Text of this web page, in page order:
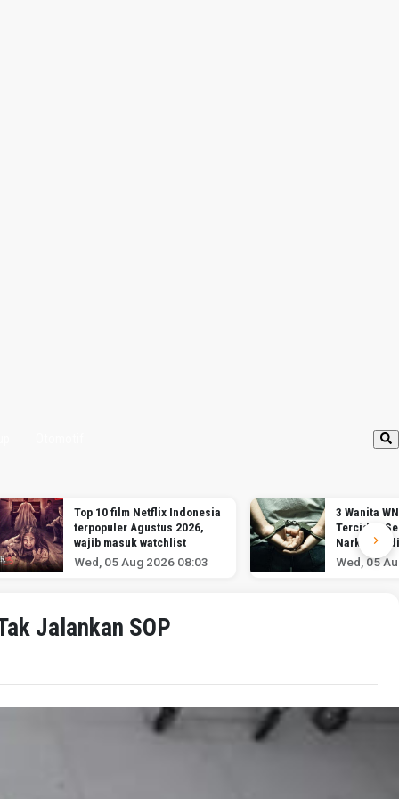
Top 10 film Netflix Indonesia
terpopuler Agustus 2026,
wajib masuk watchlist
Wed, 05 Aug 2026 08:03
3 Wanita
Terciduk
Narkotika
Soekarno-
Wed, 05
Jalankan SOP